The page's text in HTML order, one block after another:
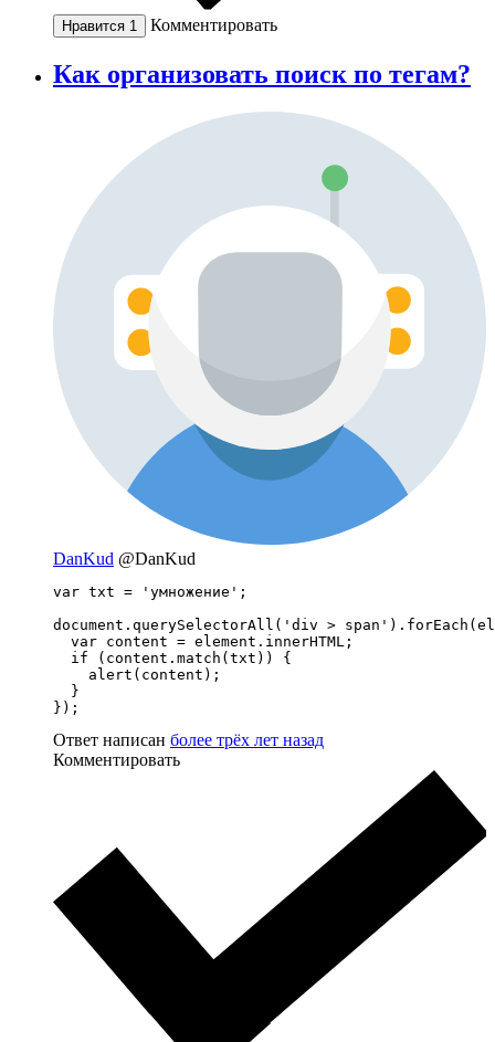
Нравится 1 Комментировать
Как организовать поиск по тегам?
DanKud @DanKud
var txt = 'умножение';
document.querySelectorAll('div >
  var content = element.innerHTML;
  if (content.match(txt)) {
    alert(content);
  }
});
Ответ написан более трёх лет назад
Комментировать